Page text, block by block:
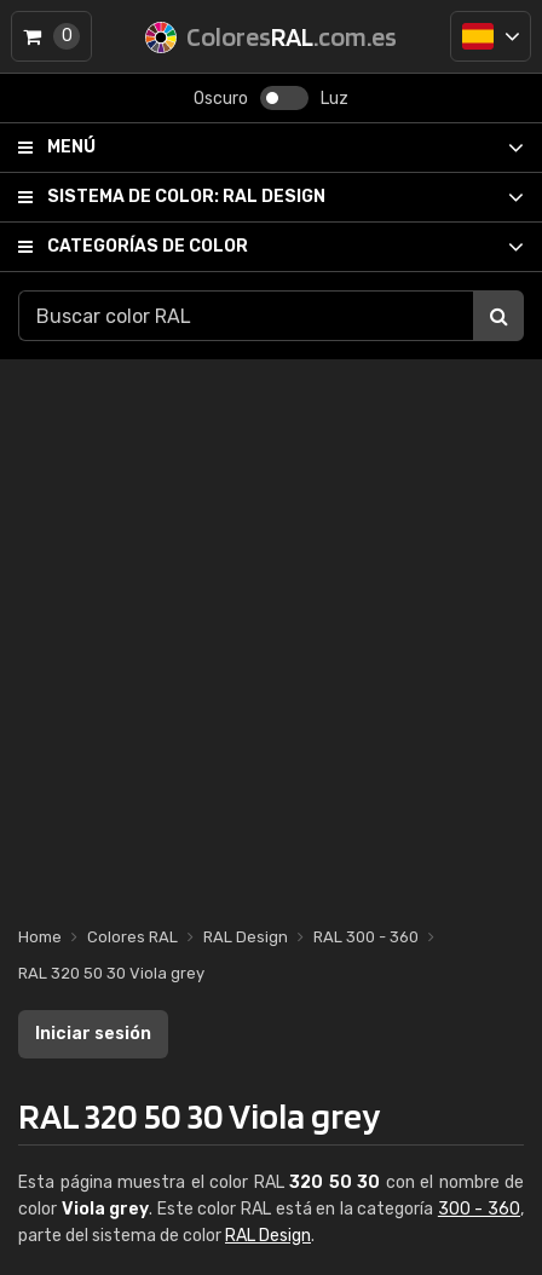
ColoresRAL.com.es
Oscuro Luz
MENÚ
SISTEMA DE COLOR: RAL DESIGN
CATEGORÍAS DE COLOR
0
Home Colores RAL RAL Design
RAL 300 - 360
RAL 320 50 30 Viola grey
Iniciar sesión
RAL 320 50 30 Viola grey
Esta página muestra el color RAL 320 50 30 con el nombre de
color Viola grey. Este color RAL está en la categoría 300 - 360,
parte del sistema de color RAL Design.